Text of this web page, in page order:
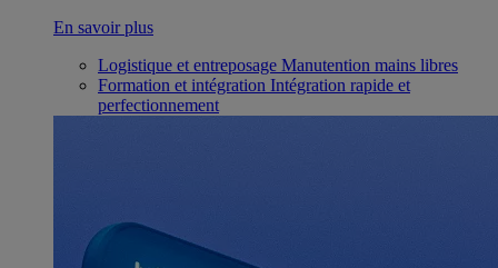
En savoir plus
Logistique et entreposage Manutention mains libres
Formation et intégration Intégration rapide et
perfectionnement